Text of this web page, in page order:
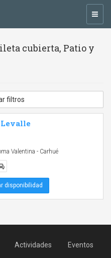
cubierta, Patio y
filtros
Levalle
Valentina - Carhué
disponibilidad
Actividades Eventos